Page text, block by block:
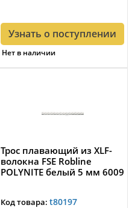
Узнать о поступлении
Нет в наличии
Трос плавающий из XLF-
волокна FSE Robline
POLYNITE белый 5 мм 6009
Код товара: t80197